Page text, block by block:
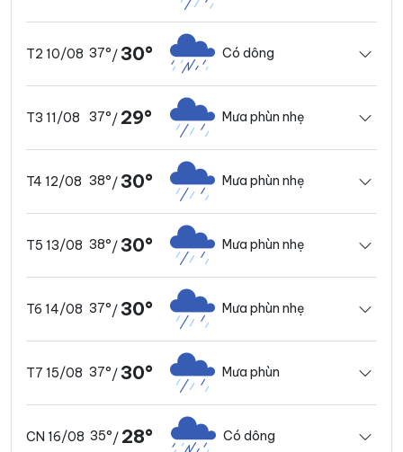
T2 10/08 37°/30° Có dông
T3 11/08 37°/ 29° Mưa phùn nhẹ
T4 12/08 38°/30° Mưa phùn nhẹ
T5 13/08 38°/30° Mưa phùn nhẹ
T6 14/08 37°/30° Mưa phùn nhẹ
T7 15/08 37°/30° Mưa phùn
CN 16/08 35°/ 28° Có dông